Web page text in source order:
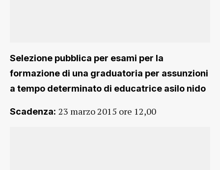
Selezione pubblica per esami per la
formazione di una graduatoria per assunzioni
a tempo determinato di educatrice asilo nido
Scadenza: 23 marzo 2015 ore 12,00